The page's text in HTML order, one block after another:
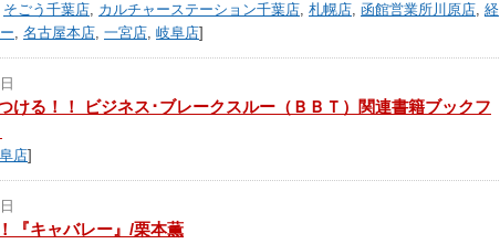
そごう千葉店, カルチャーステーション千葉店, 札幌店, 函館営業所川原店, 経
, 名古屋本店, 一宮店, 岐阜店]
ける！！ ビジネス･ブレークスルー（ＢＢＴ）関連書籍ブックフ
店]
『キャバレー』/栗本薫